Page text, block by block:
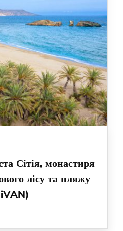
Сітія, монастиря
лісу та пляжу